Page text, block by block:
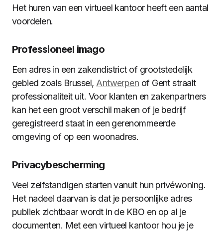
Het huren van een virtueel kantoor heeft een aantal
voordelen.
Professioneel imago
Een adres in een zakendistrict of grootstedelijk
gebied zoals Brussel, Antwerpen of Gent straalt
professionaliteit uit. Voor klanten en zakenpartners
kan het een groot verschil maken of je bedrijf
geregistreerd staat in een gerenommeerde
omgeving of op een woonadres.
Privacybescherming
Veel zelfstandigen starten vanuit hun privéwoning.
Het nadeel daarvan is dat je persoonlijke adres
publiek zichtbaar wordt in de KBO en op al je
documenten. Met een virtueel kantoor hou je je